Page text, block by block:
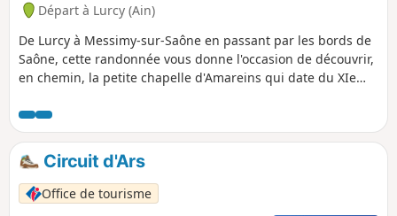
Départ à Lurcy (Ain)
De Lurcy à Messimy-sur-Saône en passant par les bords de
Saône, cette randonnée vous donne l'occasion de découvrir,
en chemin, la petite chapelle d'Amareins qui date du XIe
Circuit d'Ars
Office de tourisme